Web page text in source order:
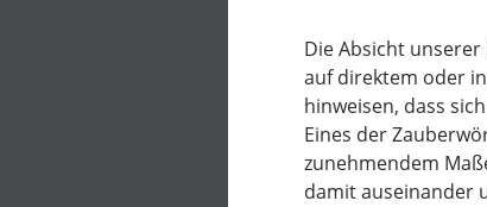
Die Absicht
auf direktem oder
hinweisen, dass
Eines der
zunehmendem
damit auseinander